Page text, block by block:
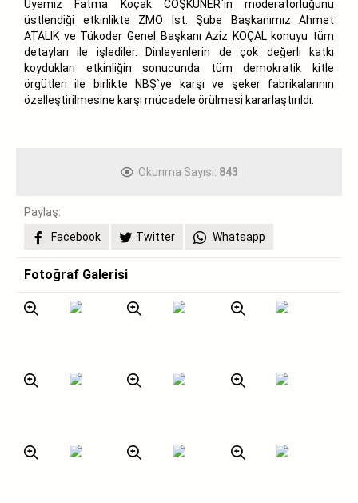
Üyemiz Fatma Koçak COŞKUNER`in moderatörlüğünü
üstlendiği etkinlikte ZMO İst. Şube Başkanımız Ahmet
ATALIK ve Tükoder Genel Başkanı Aziz KOÇAL konuyu tüm
detayları ile işlediler. Dinleyenlerin de çok değerli katkı
koydukları etkinliğin sonucunda tüm demokratik kitle
örgütleri ile birlikte NBŞ`ye karşı ve şeker fabrikalarının
özelleştirilmesine karşı mücadele örülmesi kararlaştırıldı.
Okunma Sayısı: 843
Paylaş:
Facebook
Twitter Whatsapp
Fotoğraf Galerisi